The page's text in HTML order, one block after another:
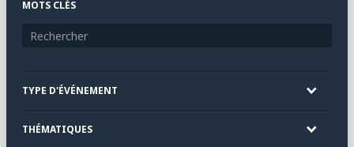
MOTS CLÉS
TYPE D'ÉVÉNEMENT
THÉMATIQUES